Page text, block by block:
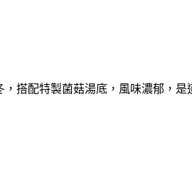
搭配特製菌菇湯底，風味濃郁，是